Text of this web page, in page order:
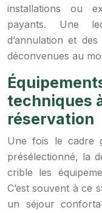
installations ou
payants. Une
d’annulation et
déconvenues au
techniques
réservation
Une fois le cadre
présélectionné, la
crible les
C’est souvent à ce
un séjour